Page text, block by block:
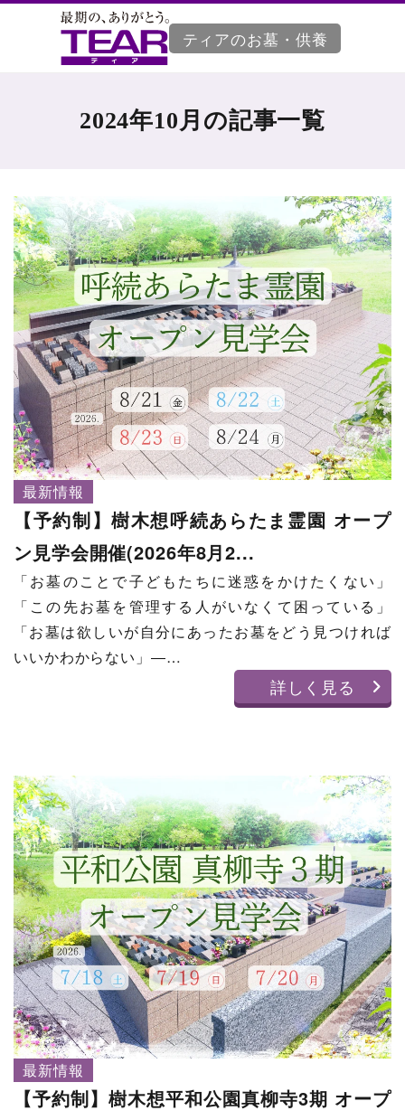
ティアのお墓・供養
2024年10月の記事一覧
最新情報
【予約制】樹木想呼続あらたま霊園 オープ
ン見学会開催(2026年8月2...
「お墓のことで子どもたちに迷惑をかけたくない」
「この先お墓を管理する人がいなくて困っている」
「お墓は欲しいが自分にあったお墓をどう見つければ
いいかわからない」―…
詳しく見る
最新情報
【予約制】樹木想平和公園真柳寺3期 オープ